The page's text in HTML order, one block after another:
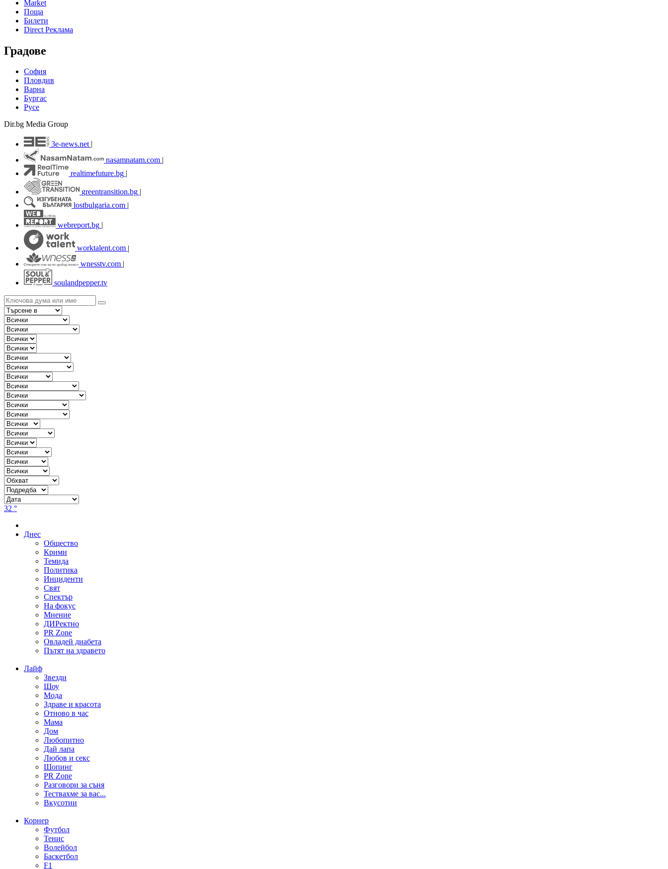
Market
Поща
Билети
Direct Реклама
Градове
София
Пловдив
Варна
Бургас
Русе
Dir.bg Media Group
3e-news.net
nasamnatam.com |
realtimefuture.bg |
greentransition.bg |
lostbulgaria.com |
webreport.bg
worktalent.com |
wnesstv.com |
soulandpepper.tv
32 °
Днес
Общество
Крими
Темида
Политика
Инциденти
Свят
Спектър
На фокус
Мнение
ДИРектно
PR Zone
Овладей диабета
Пътят на здравето
Лайф
Звезди
Шоу
Мода
Здраве и красота
Отново в час
Мама
Дом
Любопитно
Дай лапа
Любов и секс
Шопинг
PR Zone
Разговори за съня
Тествахме за вас...
Вкусотии
Корнер
Футбол
Тенис
Волейбол
Баскетбол
F1